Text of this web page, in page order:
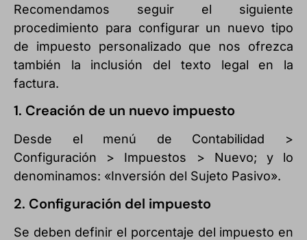
Recomendamos seguir el siguiente
procedimiento para configurar un nuevo tipo
de impuesto personalizado que nos ofrezca
también la inclusión del texto legal en la
factura.
1. Creación de un nuevo impuesto
Desde el menú de Contabilidad >
Configuración > Impuestos > Nuevo; y lo
denominamos: «Inversión del Sujeto Pasivo».
2. Configuración del impuesto
Se deben definir el porcentaje del impuesto en